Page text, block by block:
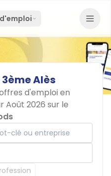
3èmeAlès
d'emploi en
Août 2026 sur le
ou entreprise